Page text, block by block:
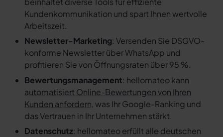
Kundenkommunikation und spart Ihnen wertvolle
Arbeitszeit.
Newsletter-Marketing: Versenden Sie DSGVO-
konforme Newsletter über WhatsApp und
profitieren Sie von Öffnungsraten über 95 %.
Bewertungsmanagement: hellomateo kann
automatisiert Online-Bewertungen von Ihren
Kunden anfordern, was Ihr Google-Ranking und
das Vertrauen in Ihr Unternehmen stärkt.
Datenschutz: hellomateo erfüllt alle deutschen